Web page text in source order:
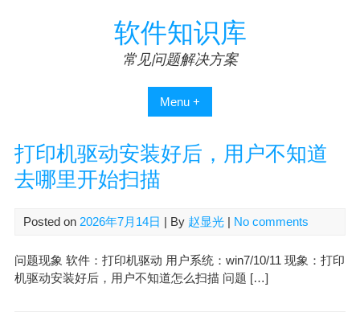
软件知识库
常见问题解决方案
Menu +
打印机驱动安装好后，用户不知道
去哪里开始扫描
Posted on 2026年7月14日 | By 赵显光| No comments
问题现象 软件：打印机驱动 用户系统：win7/10/11 现象：打印
机驱动安装好后，用户不知道怎么扫描 问题 […]